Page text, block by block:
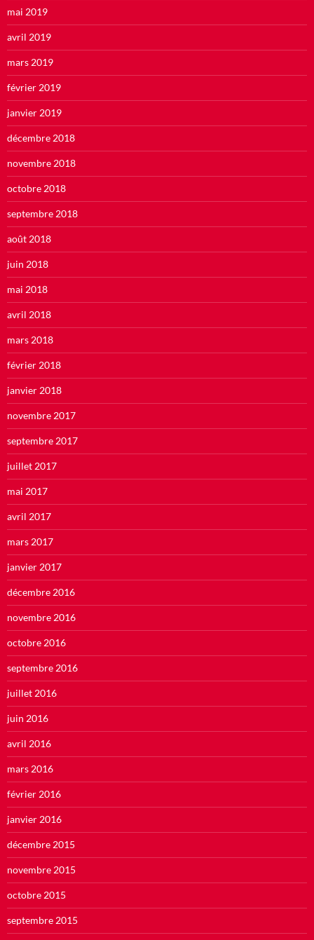
mai 2019
avril 2019
mars 2019
février 2019
janvier 2019
décembre 2018
novembre 2018
octobre 2018
septembre 2018
août 2018
juin 2018
mai 2018
avril 2018
mars 2018
février 2018
janvier 2018
novembre 2017
septembre 2017
juillet 2017
mai 2017
avril 2017
mars 2017
janvier 2017
décembre 2016
novembre 2016
octobre 2016
septembre 2016
juillet 2016
juin 2016
avril 2016
mars 2016
février 2016
janvier 2016
décembre 2015
novembre 2015
octobre 2015
septembre 2015